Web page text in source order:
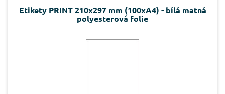
Etikety PRINT 210x297 mm (100xA4) - bílá matná
polyesterová folie